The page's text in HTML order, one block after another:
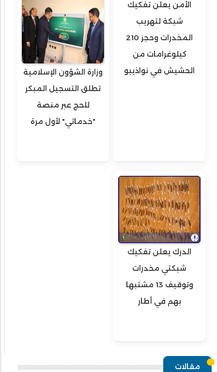
الأمن يعلن تفكيك
شبكة لتهريب
المخدرات وحجز 210
كيلوغرامات من
الحشيش في نواذيبو
وزارة الشؤون الإسلامية
تطلق التسجيل المبكر
للحج عبر منصة
"خدماتي" لأول مرة
الدرك يعلن تفكيك
شبكتي مخدرات
وتوقيف 13 مشتبها
بهم في أطار
مقالات